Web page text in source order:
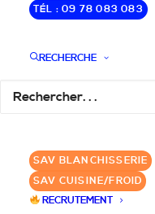
TÉL : 09 78 083 083
RECHERCHE
SAV BLANCHISSERIE
SAV CUISINE/FROID
RECRUTEMENT
✆ 09 78